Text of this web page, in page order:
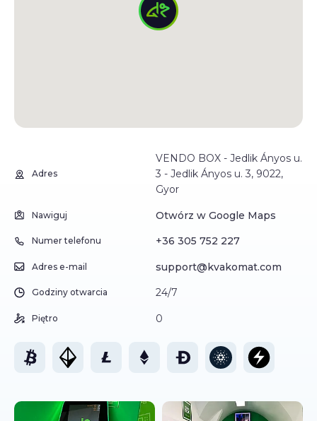
Adres
VENDO BOX - Jedlik Ányos u.
3 - Jedlik Ányos u. 3, 9022,
Gyor
Nawiguj Otwórz w Google Maps
Numer telefonu +36 305 752 227
Adres e-mail support@kvakomat.com
Godziny otwarcia 24/7
Piętro 0